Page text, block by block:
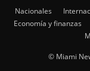
Nacionales
Economía y finanzas
© Miami